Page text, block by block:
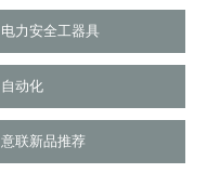
电力安全工器具
自动化
意联新品推荐